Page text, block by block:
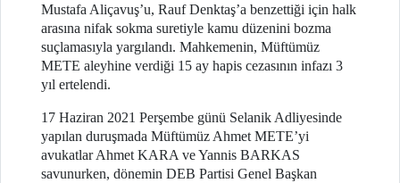
Mustafa Aliçavuş’u, Rauf Denktaş’a benzettiği için halk
arasına nifak sokma suretiyle kamu düzenini bozma
suçlamasıyla yargılandı. Mahkemenin, Müftümüz
METE aleyhine verdiği 15 ay hapis cezasının infazı 3
yıl ertelendi.
17 Haziran 2021 Perşembe günü Selanik Adliyesinde
yapılan duruşmada Müftümüz Ahmet METE’yi
avukatlar Ahmet KARA ve Yannis BARKAS
savunurken, dönemin DEB Partisi Genel Başkan